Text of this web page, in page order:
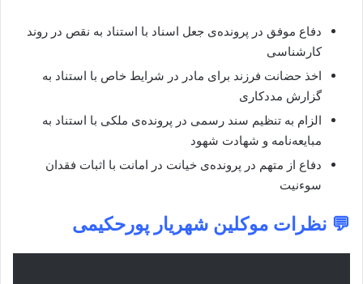
دفاع موفق در پرونده‌ی جعل اسناد با استناد به نقص در روند
کارشناسی
اخذ حضانت فرزند برای مادر در شرایط خاص با استناد به
گزارش مددکاری
الزام به تنظیم سند رسمی در پرونده‌ی ملکی با استناد به
مبایعه‌نامه و شهادت شهود
دفاع از متهم در پرونده‌ی خیانت در امانت با اثبات فقدان
سوءنیت
💬 نظرات موکلین شهریار پورحکیمی